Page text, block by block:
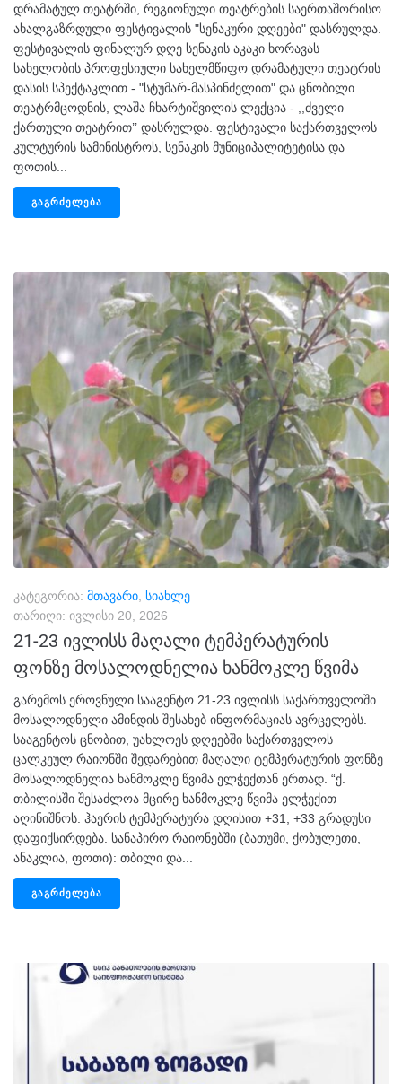
დრამატულ თეატრში, რეგიონული თეატრების საერთაშორისო
ახალგაზრდული ფესტივალის "სენაკური დღეები" დასრულდა.
ფესტივალის ფინალურ დღე სენაკის აკაკი ხორავას
სახელობის პროფესიული სახელმწიფო დრამატული თეატრის
დასის სპექტაკლით - "სტუმარ-მასპინძელით" და ცნობილი
თეატრმცოდნის, ლაშა ჩხარტიშვილის ლექცია - ,,ძველი
ქართული თეატრით’’ დასრულდა. ფესტივალი საქართველოს
კულტურის სამინისტროს, სენაკის მუნიციპალიტეტისა და
ფოთის...
ᲒᲐᲒᲠᲫᲔᲚᲔᲑᲐ
კატეგორია: მთავარი სიახლე
თარიღი: ივლისი 20, 2026
21-23 ივლისს მაღალი ტემპერატურის
ფონზე მოსალოდნელია ხანმოკლე წვიმა
გარემოს ეროვნული სააგენტო 21-23 ივლისს საქართველოში
მოსალოდნელი ამინდის შესახებ ინფორმაციას ავრცელებს.
სააგენტოს ცნობით, უახლოეს დღეებში საქართველოს
ცალკეულ რაიონში შედარებით მაღალი ტემპერატურის ფონზე
მოსალოდნელია ხანმოკლე წვიმა ელჭექთან ერთად. “ქ.
თბილისში შესაძლოა მცირე ხანმოკლე წვიმა ელჭექით
აღინიშნოს. ჰაერის ტემპერატურა დღისით +31, +33 გრადუსი
დაფიქსირდება. სანაპირო რაიონებში (ბათუმი, ქობულეთი,
ანაკლია, ფოთი): თბილი და...
ᲒᲐᲒᲠᲫᲔᲚᲔᲑᲐ